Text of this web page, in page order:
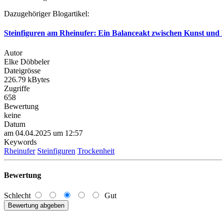
Dazugehöriger Blogartikel:
Steinfiguren am Rheinufer: Ein Balanceakt zwischen Kunst
Autor
Elke Döbbeler
Dateigrösse
226.79 kBytes
Zugriffe
658
Bewertung
keine
Datum
am 04.04.2025 um 12:57
Keywords
Rheinufer Steinfiguren Trockenheit
Bewertung
Schlecht Gut